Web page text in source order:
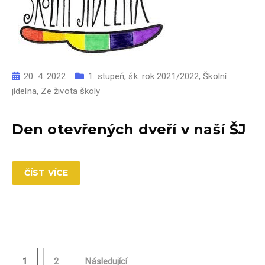
20. 4. 2022 1. stupeň, šk. rok 2021/2022,Školní
jídelna, Ze života školy
Den otevřených dveří v naší ŠJ
ČÍST VÍCE
1 2 Následující